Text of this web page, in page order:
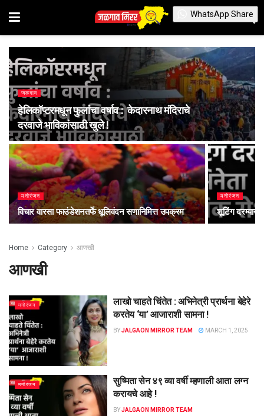
जळगाव
हेलिकॉप्टरमधून फुलांचा वर्षाव : केदारनाथ मंदिराचे
दरवाजे भाविकांसाठी खुले !
मनोरंजन
विचार वारसा फाउंडेशनतर्फे धूलिवंदन सणानिमित्त उपक्रम
मनोरंजन
शूटिंग दरम्यान
Home Category आणखी
आणखी
मनोरंजन
लाखो चाहते चिंतेत : अभिनेत्री प्रार्थना बेहेरे
करतेय ‘या’ आजाराशी सामना !
BYJALGAON MIRROR TEAM MARCH 1, 2025
मनोरंजन
सुष्मिता सेन ४९ व्या वर्षी म्हणाली आता लग्न
करायचे आहे !
BYJALGAON MIRROR TEAM
WhatsApp Share